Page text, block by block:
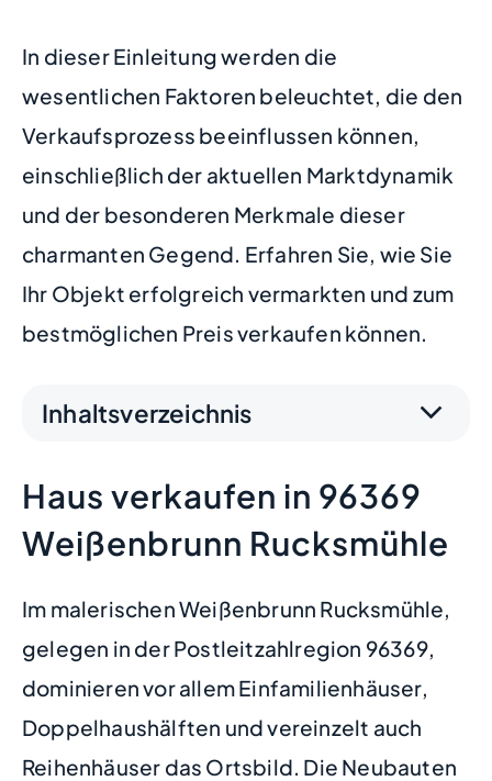
In dieser Einleitung werden die
wesentlichen Faktoren beleuchtet, die den
Verkaufsprozess beeinflussen können,
einschließlich der aktuellen Marktdynamik
und der besonderen Merkmale dieser
charmanten Gegend. Erfahren Sie, wie Sie
Ihr Objekt erfolgreich vermarkten und zum
bestmöglichen Preis verkaufen können.
Inhaltsverzeichnis
Haus verkaufen in 96369
Weißenbrunn Rucksmühle
Im malerischen Weißenbrunn Rucksmühle,
gelegen in der Postleitzahlregion 96369,
dominieren vor allem Einfamilienhäuser,
Doppelhaushälften und vereinzelt auch
Reihenhäuser das Ortsbild. Die Neubauten